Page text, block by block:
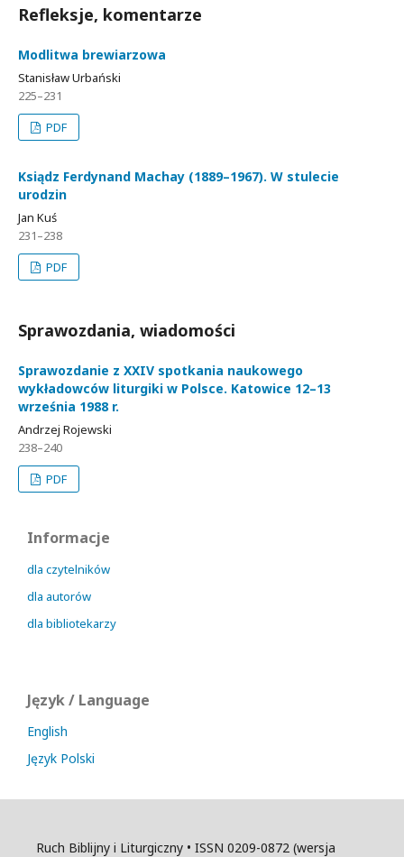
Refleksje, komentarze
Modlitwa brewiarzowa
Stanisław Urbański
225–231
PDF
Ksiądz Ferdynand Machay (1889–1967). W stulecie
urodzin
Jan Kuś
231–238
PDF
Sprawozdania, wiadomości
Sprawozdanie z XXIV spotkania naukowego
wykładowców liturgiki w Polsce. Katowice 12–13
września 1988 r.
Andrzej Rojewski
238–240
PDF
Informacje
dla czytelników
dla autorów
dla bibliotekarzy
Język / Language
English
Język Polski
Ruch Biblijny i Liturgiczny • ISSN 0209-0872 (wersja